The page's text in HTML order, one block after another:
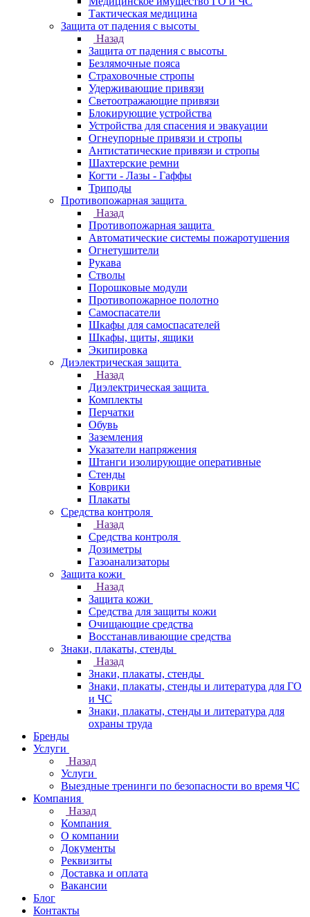
Тактическая медицина
Защита от падения с высоты
Назад
Защита от падения с высоты
Безлямочные пояса
Страховочные стропы
Удерживающие привязи
Светоотражающие привязи
Блокирующие устройства
Устройства для спасения и эвакуации
Огнеупорные привязи и стропы
Антистатические привязи и стропы
Шахтерские ремни
Когти - Лазы - Гаффы
Триподы
Противопожарная защита
Назад
Противопожарная защита
Автоматические системы пожаротушения
Огнетушители
Рукава
Стволы
Порошковые модули
Противопожарное полотно
Самоспасатели
Шкафы для самоспасателей
Шкафы, щиты, ящики
Экипировка
Диэлектрическая защита
Назад
Диэлектрическая защита
Комплекты
Перчатки
Обувь
Заземления
Указатели напряжения
Штанги изолирующие оперативные
Стенды
Коврики
Плакаты
Средства контроля
Назад
Средства контроля
Дозиметры
Газоанализаторы
Защита кожи
Назад
Защита кожи
Средства для защиты кожи
Очищающие средства
Восстанавливающие средства
Знаки, плакаты, стенды
Назад
Знаки, плакаты, стенды
Знаки, плакаты, стенды и литература для ГО
и ЧС
Знаки, плакаты, стенды и литература для
охраны труда
Бренды
Услуги
Назад
Услуги
Выездные тренинги по безопасности во время ЧС
Компания
Назад
Компания
О компании
Документы
Реквизиты
Доставка и оплата
Вакансии
Блог
Контакты